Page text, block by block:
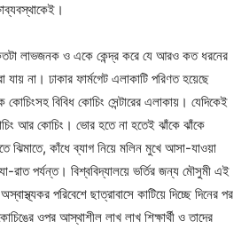
কতটা লাভজনক ও একে কেন্দ্র করে যে আরও কত ধরনের
যায় না। ঢাকার ফার্মগেট এলাকাটি পরিণত হয়েছে
বিবিধ কোচিং সেন্টারের এলাকায়। যেদিকেই
আর কোচিং। ভোর হতে না হতেই ঝাঁকে ঝাঁকে
ঝিমাতে, কাঁধে ব্যাগ নিয়ে মলিন মুখে আসা-যাওয়া
রাত পর্যন্ত। বিশ্ববিদ্যালয়ে ভর্তির জন্য মৌসুমী এই
পরিবেশে ছাত্রাবাসে কাটিয়ে দিচ্ছে দিনের পর
ওপর আস্থাশীল লাখ লাখ শিক্ষার্থী ও তাদের